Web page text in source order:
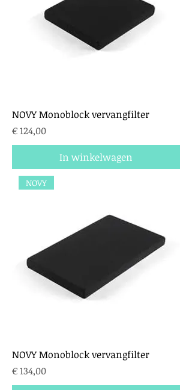
NOVY Monoblock vervangfilter
Prijs
€ 124,00
In winkelwagen
NOVY
NOVY Monoblock vervangfilter
Prijs
€ 134,00